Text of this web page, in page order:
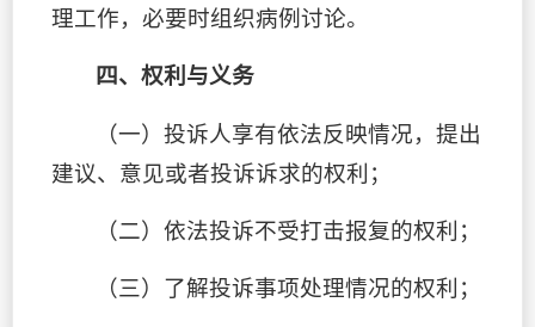
理工作，必要时组织病例讨论。
四、权利与义务
（一）投诉人享有依法反映情况，提出
建议、意见或者投诉诉求的权利；
（二） 依法投诉不受打击报复的权利；
（三） 了解投诉事项处理情况的权利；